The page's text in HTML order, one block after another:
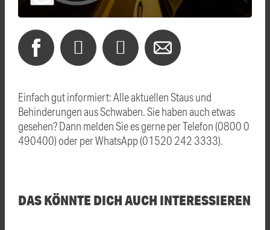
Einfach gut informiert: Alle aktuellen Staus und
Behinderungen aus Schwaben. Sie haben auch etwas
gesehen? Dann melden Sie es gerne per Telefon (0800 0
490400) oder per WhatsApp (01520 242 3333).
DAS KÖNNTE DICH AUCH INTERESSIEREN